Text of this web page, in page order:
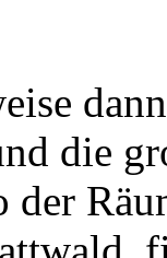
die